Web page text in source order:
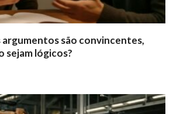
argumentos são convincentes,
sejam lógicos?